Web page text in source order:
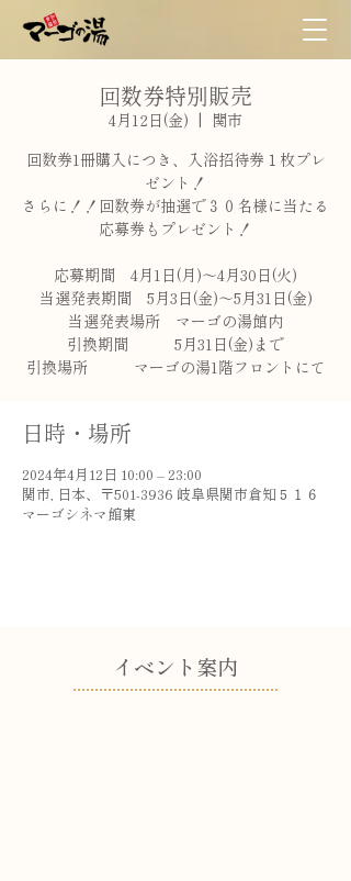
回数券特別販売
4月12日(金)
  |
関市
回数券1冊購入につき、入浴招待券１枚プレ
ゼント！
さらに！！回数券が抽選で３０名様に当たる
応募券もプレゼント！
応募期間 4月1日(月)～4月30日(火)
当選発表期間 5月3日(金)～5月31日(金)
当選発表場所 マーゴの湯館内
引換期間 5月31日(金)まで
引換場所 マーゴの湯1階フロントにて
日時・場所
2024年4月12日 10:00 – 23:00
関市, 日本、〒501-3936 岐阜県関市倉知５１６
マーゴシネマ館東
​イベント案内